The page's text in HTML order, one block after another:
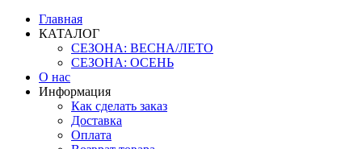
Главная
КАТАЛОГ
СЕЗОНА: ВЕСНА/ЛЕТО
СЕЗОНА: ОСЕНЬ
О нас
Информация
Как сделать заказ
Доставка
Оплата